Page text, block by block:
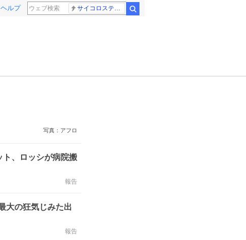
ヘルプ
写真：アフロ
ト、ロッシが病院搬
報告
大の狂気じみた出
報告